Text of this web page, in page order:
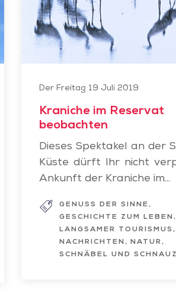
Der Freitag 19 Juli 2019
Kraniche im Reservat
beobachten
Dieses Spektakel an der
Küste dürft Ihr nicht
Ankunft der Kraniche im...
GENUSS DER SINNE
GESCHICHTE ZUM LEBEN
LANGSAMER TOURISMUS
NACHRICHTEN
NATUR
SCHNÄBEL UND